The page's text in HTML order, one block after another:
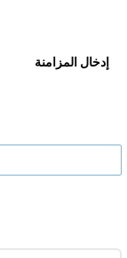
إدخال المزامنة